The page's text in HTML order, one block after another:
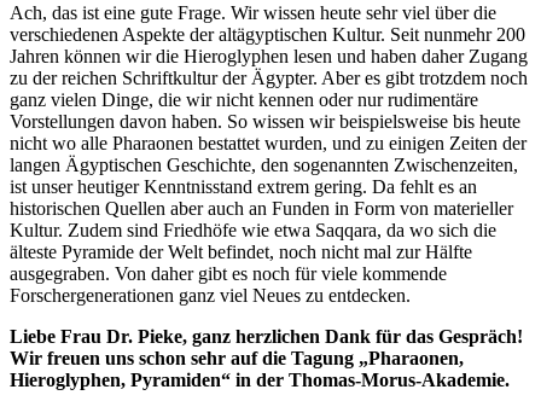
Ach, das ist eine gute Frage. Wir wissen heute sehr viel über die
verschiedenen Aspekte der altägyptischen Kultur. Seit nunmehr 200
Jahren können wir die Hieroglyphen lesen und haben daher Zugang
zu der reichen Schriftkultur der Ägypter. Aber es gibt trotzdem noch
ganz vielen Dinge, die wir nicht kennen oder nur rudimentäre
Vorstellungen davon haben. So wissen wir beispielsweise bis heute
nicht wo alle Pharaonen bestattet wurden, und zu einigen Zeiten der
langen Ägyptischen Geschichte, den sogenannten Zwischenzeiten,
ist unser heutiger Kenntnisstand extrem gering. Da fehlt es an
historischen Quellen aber auch an Funden in Form von materieller
Kultur. Zudem sind Friedhöfe wie etwa Saqqara, da wo sich die
älteste Pyramide der Welt befindet, noch nicht mal zur Hälfte
ausgegraben. Von daher gibt es noch für viele kommende
Forschergenerationen ganz viel Neues zu entdecken.
Liebe Frau Dr. Pieke, ganz herzlichen Dank für das Gespräch!
Wir freuen uns schon sehr auf die Tagung „Pharaonen,
Hieroglyphen, Pyramiden“ in der Thomas-Morus-Akademie.